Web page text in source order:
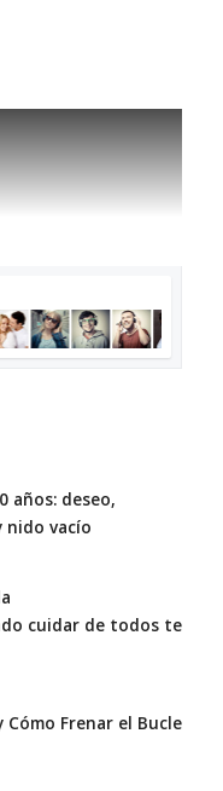
años: deseo,
nido vacío
cuidar de todos te
Cómo Frenar el Bucle